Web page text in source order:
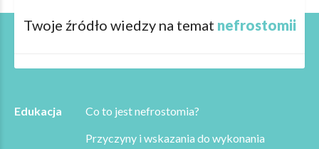
Twoje źródło wiedzy na temat nefrostomii
Edukacja
Co to jest nefrostomia?
Przyczyny i wskazania do wykonania